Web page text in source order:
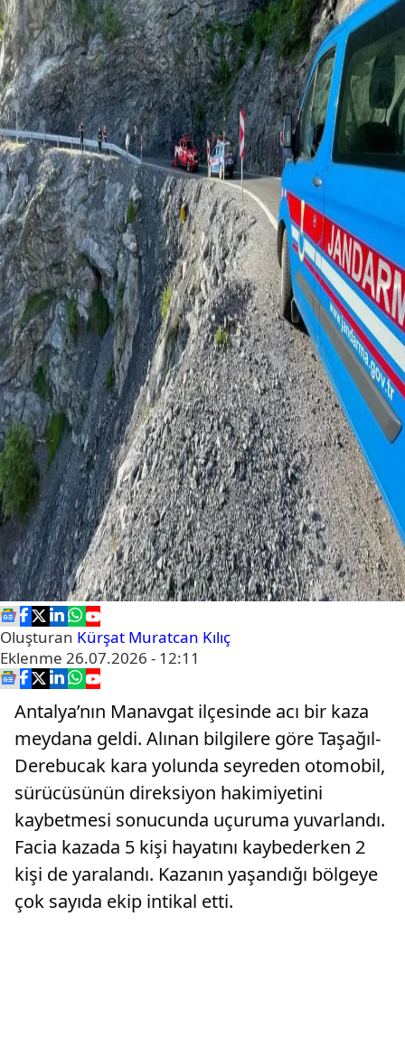
Oluşturan Kürşat Muratcan Kılıç
Eklenme 26.07.2026 - 12:11
Antalya’nın Manavgat ilçesinde acı bir kaza
meydana geldi. Alınan bilgilere göre Taşağıl-
Derebucak kara yolunda seyreden otomobil,
sürücüsünün direksiyon hakimiyetini
kaybetmesi sonucunda uçuruma yuvarlandı.
Facia kazada 5 kişi hayatını kaybederken 2
kişi de yaralandı. Kazanın yaşandığı bölgeye
çok sayıda ekip intikal etti.